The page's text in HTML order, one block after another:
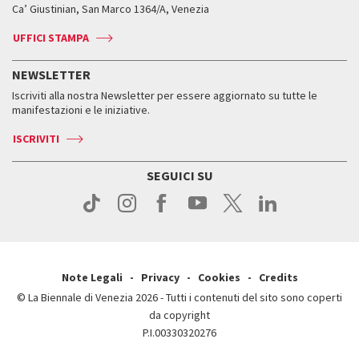
Come raggiungerci
Press
Orari e sedi
Accrediti
Come raggiungerci
Biglietti
Accrediti
Come raggiungerci
Contatti
Press
Come raggiungerci
Press
Leone d’argento
Edizioni passate
Orari e sedi
Biglietti
Servizi al pubblico
Come raggiungerci
Contatti
Biennale College ASAC
ASAC DATI
Storia
Orari e sedi
Ca’ Giustinian, San Marco 1364/A, Venezia
UFFICI STAMPA
NEWSLETTER
Iscriviti alla nostra Newsletter per essere aggiornato su tutte le
manifestazioni e le iniziative.
ISCRIVITI
SEGUICI SU
Note Legali Privacy Cookies
Credits
© La Biennale di Venezia 2026 - Tutti i contenuti del sito sono coperti
da copyright
P.I.00330320276